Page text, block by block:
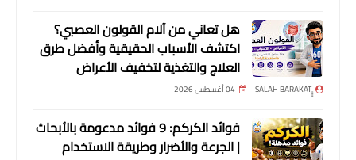
هل تعاني من آلام القولون العصبي؟
اكتشف الأسباب الحقيقية وأفضل طرق
العلاج والتغذية لتخفيف الأعراض
04 أغسطس 2026
فوائد الكركم: 9 فوائد مدعومة بالأبحاث
| الجرعة والأضرار وطريقة الاستخدام